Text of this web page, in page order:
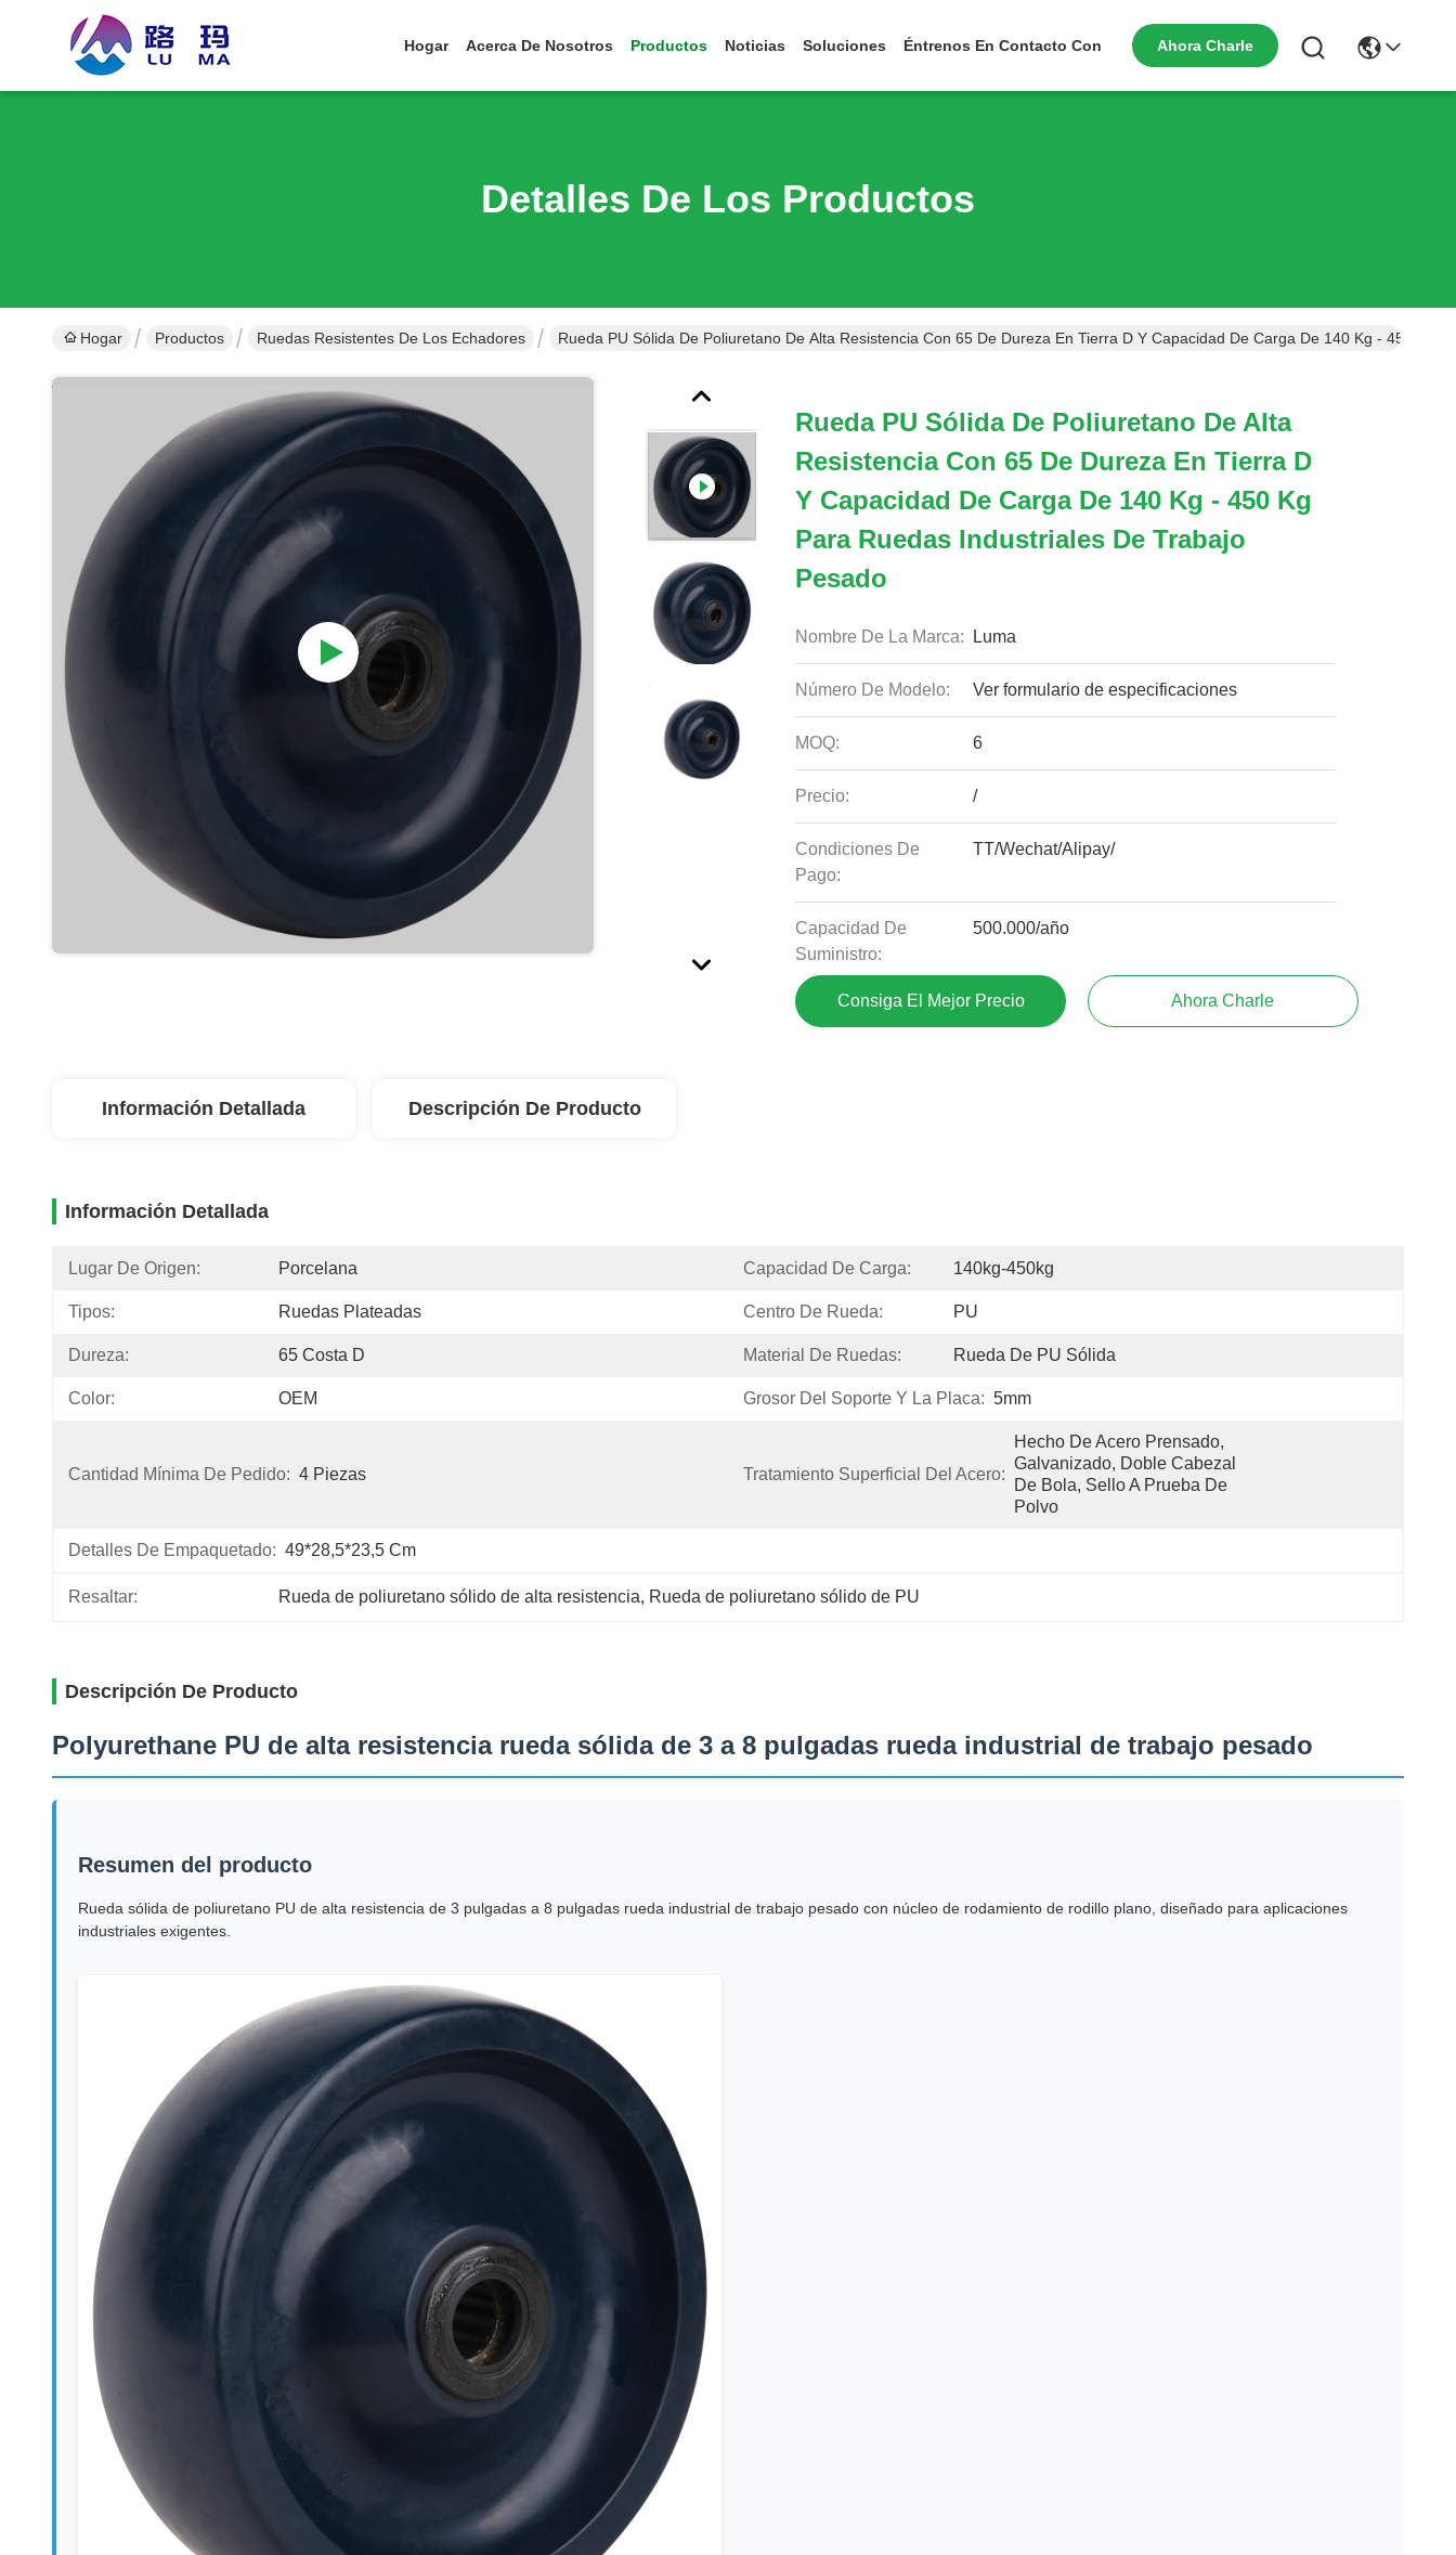
Hogar Acerca De Nosotros Productos Noticias Soluciones Éntrenos En Contacto Con Ahora Charle
Detalles De Los Productos
Hogar Productos Ruedas Resistentes De Los Echadores Rueda PU Sólida De Poliuretano De Alta Resistencia Con 65 De Dureza En Tierra D Y Capacidad De Carga De 140 Kg - 450 Kg
Rueda PU Sólida De Poliuretano De Alta
Resistencia Con 65 De Dureza En Tierra D
Y Capacidad De Carga De 140 Kg - 450 Kg
Para Ruedas Industriales De Trabajo
Pesado
Nombre De La Marca: Luma
Número De Modelo: Ver formulario de especificaciones
MOQ: 6
Precio: /
Condiciones De
Pago:
TT/Wechat/Alipay/
Capacidad De
Suministro:
500.000/año
Consiga El Mejor Precio Ahora Charle
Información Detallada Descripción De Producto
Información Detallada
Lugar De Origen: Porcelana Capacidad De Carga: 140kg-450kg
Tipos: Ruedas Plateadas Centro De Rueda: PU
Dureza: 65 Costa D Material De Ruedas: Rueda De PU Sólida
Color: OEM Grosor Del Soporte Y La Placa: 5mm
Cantidad Mínima De Pedido: 4 Piezas Tratamiento Superficial Del Acero:
Hecho De Acero Prensado,
Galvanizado, Doble Cabezal
De Bola, Sello A Prueba De
Polvo
Detalles De Empaquetado: 49*28,5*23,5 Cm
Resaltar: Rueda de poliuretano sólido de alta resistencia, Rueda de poliuretano sólido de PU
Descripción De Producto
Polyurethane PU de alta resistencia rueda sólida de 3 a 8 pulgadas rueda industrial de trabajo pesado
Resumen del producto
Rueda sólida de poliuretano PU de alta resistencia de 3 pulgadas a 8 pulgadas rueda industrial de trabajo pesado con núcleo de rodamiento de rodillo plano, diseñado para aplicaciones
industriales exigentes.